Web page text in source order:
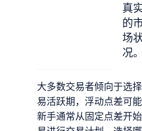
真
的
场
况。
大多数交易者倾向于选
易活跃期，浮动点差可
新手通常从固定点差开